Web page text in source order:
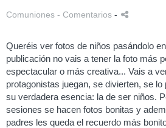
Comuniones - Comentarios -
Queréis ver fotos de niños pasándolo
publicación no vais a tener la foto más
espectacular o más creativa... Vais a
protagonistas juegan, se divierten, se
su verdadera esencia: la de ser niños.
sesiones se hacen fotos bonitas y
padres les queda el recuerdo más